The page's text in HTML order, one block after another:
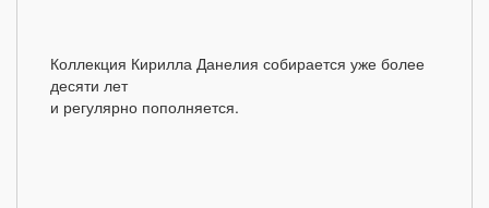
Коллекция Кирилла Данелия собирается уже более
десяти лет
и регулярно пополняется.